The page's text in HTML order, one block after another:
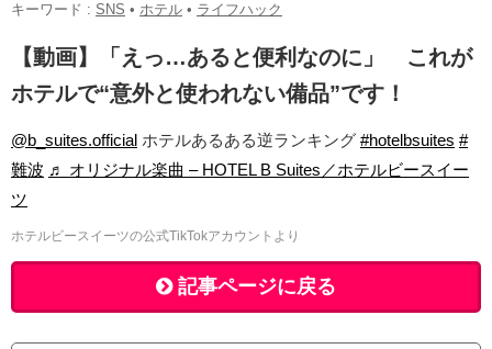
キーワード : SNS • ホテル • ライフハック
【動画】「えっ…あると便利なのに」 これが
ホテルで“意外と使われない備品”です！
@b_suites.official ホテルあるある逆ランキング #hotelbsuites #
難波 ♬ オリジナル楽曲 – HOTEL B Suites／ホテルビースイー
ツ
ホテルビースイーツの公式TikTokアカウントより
記事ページに戻る